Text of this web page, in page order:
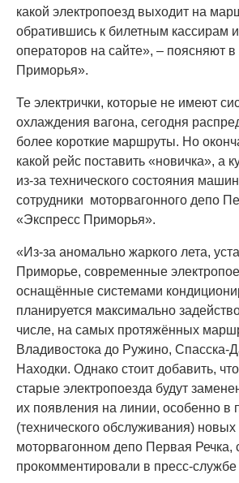
какой электропоезд выходит на
обратившись к билетным кассирам
операторов на сайте», – поясняют
Приморья».
Те электрички, которые не имеют
охлаждения вагона, сегодня
более короткие маршруты. Но
какой рейс поставить «новичка», а
из-за технического состояния
сотрудники моторвагонного депо
«Экспресс Приморья».
«Из-за аномально жаркого лета,
Приморье, современные
оснащённые системами
планируется максимально
числе, на самых протяжённых
Владивостока до Ружино, Спасска-
Находки. Однако стоит добавить,
старые электропоезда будут
их появления на линии, особенно в
(технического обслуживания) новых
моторвагонном депо Первая Речка,
прокомментировали в пресс-